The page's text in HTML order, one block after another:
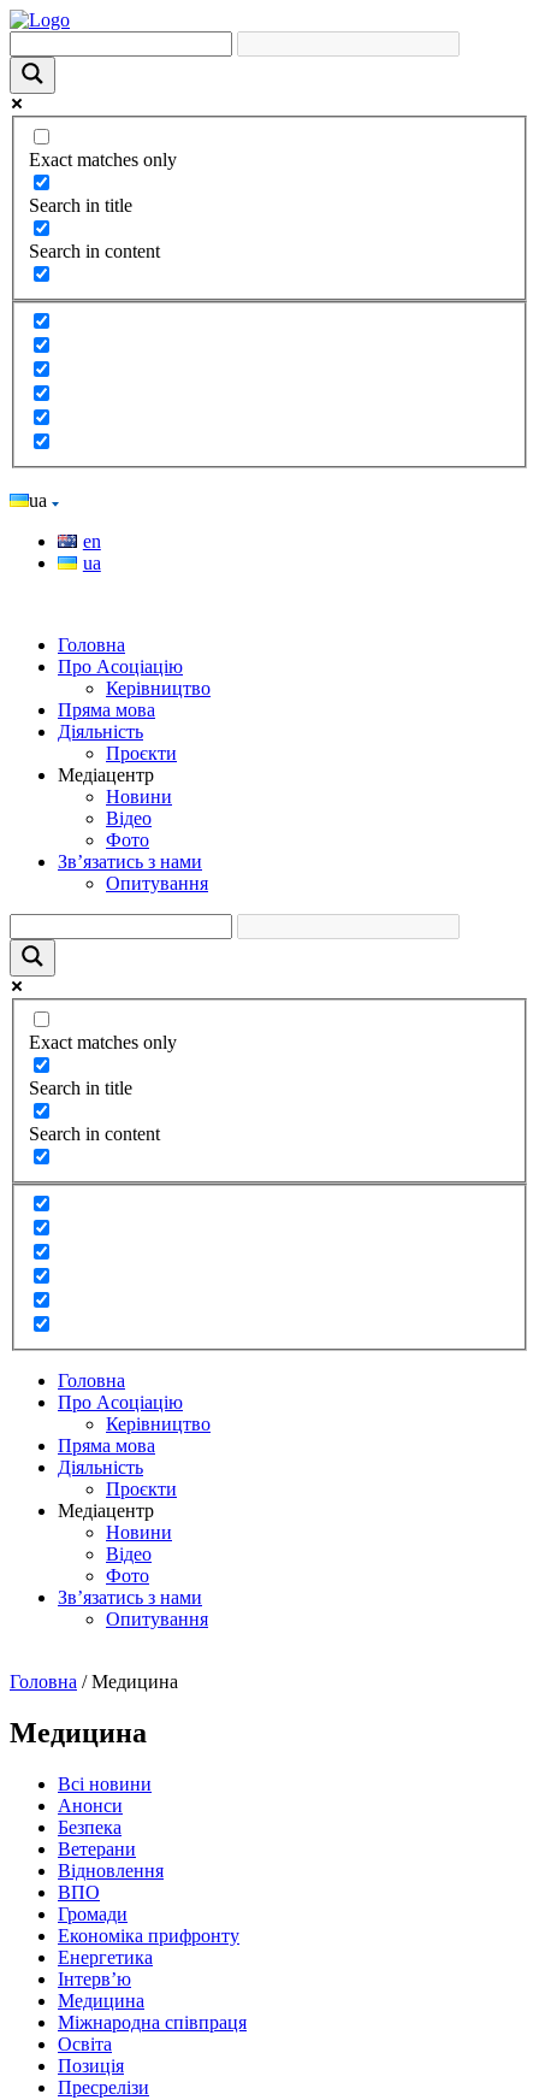
Exact matches only
Search in title
Search in content
ua
en
ua
Головна
Про Асоціацію
Керівництво
Пряма мова
Діяльність
Проєкти
Медіацентр
Новини
Відео
Фото
Зв’язатись з нами
Опитування
Exact matches only
Search in title
Search in content
Головна
Про Асоціацію
Керівництво
Пряма мова
Діяльність
Проєкти
Медіацентр
Новини
Відео
Фото
Зв’язатись з нами
Опитування
Головна /Медицина
Медицина
Всі новини
Анонси
Безпека
Ветерани
Відновлення
ВПО
Громади
Економіка прифронту
Енергетика
Інтерв’ю
Медицина
Міжнародна співпраця
Освіта
Позиція
Пресрелізи